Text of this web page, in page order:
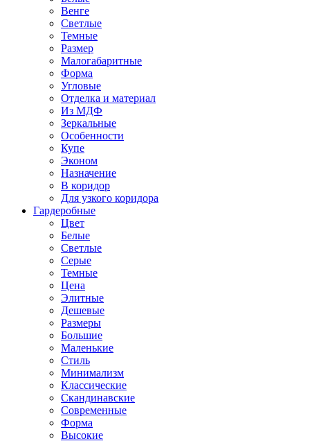
Венге
Светлые
Темные
Размер
Малогабаритные
Форма
Угловые
Отделка и материал
Из МДФ
Зеркальные
Особенности
Купе
Эконом
Назначение
В коридор
Для узкого коридора
Гардеробные
Цвет
Белые
Светлые
Серые
Темные
Цена
Элитные
Дешевые
Размеры
Большие
Маленькие
Стиль
Минимализм
Классические
Скандинавские
Современные
Форма
Высокие